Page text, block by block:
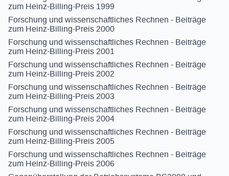
zum Heinz-Billing-Preis 1999
Forschung und wissenschaftliches Rechnen - Beiträge
zum Heinz-Billing-Preis 2000
Forschung und wissenschaftliches Rechnen - Beiträge
zum Heinz-Billing-Preis 2001
Forschung und wissenschaftliches Rechnen - Beiträge
zum Heinz-Billing-Preis 2002
Forschung und wissenschaftliches Rechnen - Beiträge
zum Heinz-Billing-Preis 2003
Forschung und wissenschaftliches Rechnen - Beiträge
zum Heinz-Billing-Preis 2004
Forschung und wissenschaftliches Rechnen - Beiträge
zum Heinz-Billing-Preis 2005
Forschung und wissenschaftliches Rechnen - Beiträge
zum Heinz-Billing-Preis 2006